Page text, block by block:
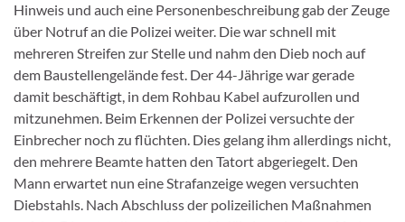
Hinweis und auch eine Personenbeschreibung gab der Zeuge
über Notruf an die Polizei weiter. Die war schnell mit
mehreren Streifen zur Stelle und nahm den Dieb noch auf
dem Baustellengelände fest. Der 44-Jährige war gerade
damit beschäftigt, in dem Rohbau Kabel aufzurollen und
mitzunehmen. Beim Erkennen der Polizei versuchte der
Einbrecher noch zu flüchten. Dies gelang ihm allerdings nicht,
den mehrere Beamte hatten den Tatort abgeriegelt. Den
Mann erwartet nun eine Strafanzeige wegen versuchten
Diebstahls. Nach Abschluss der polizeilichen Maßnahmen